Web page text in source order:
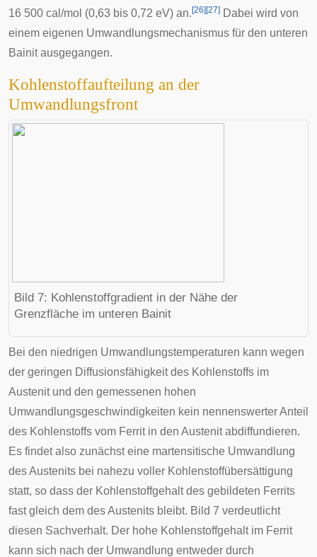
16 500 cal/mol (0,63 bis 0,72 eV) an. [26] [27] Dabei wird von
einem eigenen Umwandlungsmechanismus für den unteren
Bainit ausgegangen.
Kohlenstoffaufteilung an der
Umwandlungsfront
Bild 7: Kohlenstoffgradient in der Nähe der
Grenzfläche im unteren Bainit
Bei den niedrigen Umwandlungstemperaturen kann wegen
der geringen Diffusionsfähigkeit des Kohlenstoffs im
Austenit und den gemessenen hohen
Umwandlungsgeschwindigkeiten kein nennenswerter Anteil
des Kohlenstoffs vom Ferrit in den Austenit abdiffundieren.
Es findet also zunächst eine martensitische Umwandlung
des Austenits bei nahezu voller Kohlenstoffübersättigung
statt, so dass der Kohlenstoffgehalt des gebildeten Ferrits
fast gleich dem des Austenits bleibt. Bild 7 verdeutlicht
diesen Sachverhalt. Der hohe Kohlenstoffgehalt im Ferrit
kann sich nach der Umwandlung entweder durch